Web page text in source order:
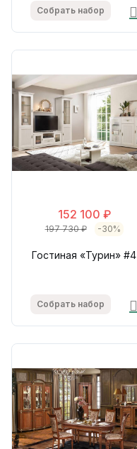
Собрать набор
152 100 ₽
197 730 ₽ -30%
Гостиная «Турин» #4
Собрать набор